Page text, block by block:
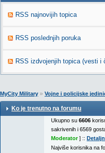
RSS najnovijih topica
RSS poslednjih poruka
RSS izdvojenjih topica (vesti i
MyCity Military » Vojne i policijske
Ko je trenutno na forumu
Ukupno su 6606
sakrivenih i 6569
Moderator] ::
Najviše korisnika na